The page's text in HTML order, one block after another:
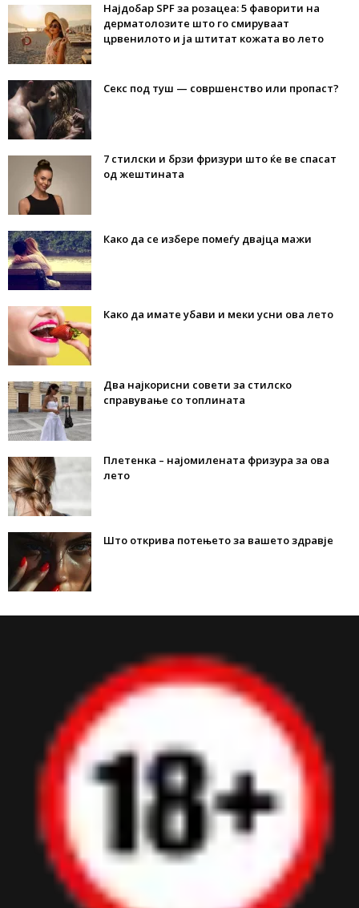
Најдобар SPF за розацеа: 5 фаворити на
дерматолозите што го смируваат
црвенилото и ја штитат кожата во лето
Секс под туш — совршенство или пропаст?
7 стилски и брзи фризури што ќе ве спасат
од жештината
Како да се избере помеѓу двајца мажи
Како да имате убави и меки усни ова лето
Два најкорисни совети за стилско
справување со топлината
Плетенка – најомилената фризура за ова
лето
Што открива потењето за вашето здравје